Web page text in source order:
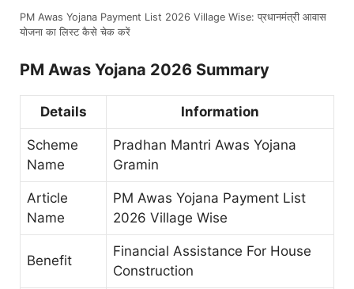
PM Awas Yojana Payment List 2026 Village Wise: प्रधानमंत्री आवास
योजना का लिस्ट कैसे चेक करें
PM Awas Yojana 2026 Summary
Details Information
Scheme
Name
Pradhan Mantri Awas Yojana
Gramin
Article
Name
PM Awas Yojana Payment List
2026 Village Wise
Benefit
Financial Assistance For House
Construction